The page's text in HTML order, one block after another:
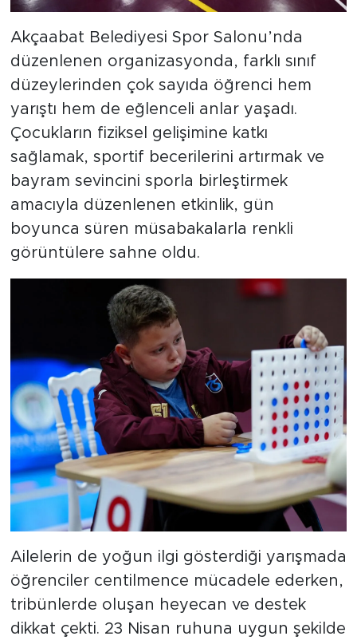
Akçaabat Belediyesi Spor Salonu’nda
düzenlenen organizasyonda, farklı sınıf
düzeylerinden çok sayıda öğrenci hem
yarıştı hem de eğlenceli anlar yaşadı.
Çocukların fiziksel gelişimine katkı
sağlamak, sportif becerilerini artırmak ve
bayram sevincini sporla birleştirmek
amacıyla düzenlenen etkinlik, gün
boyunca süren müsabakalarla renkli
görüntülere sahne oldu.
Ailelerin de yoğun ilgi gösterdiği yarışmada
öğrenciler centilmence mücadele ederken,
tribünlerde oluşan heyecan ve destek
dikkat çekti. 23 Nisan ruhuna uygun şekilde